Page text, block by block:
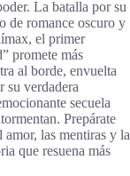
La batalla por su
de romance oscuro y
el primer
promete más
al borde, envuelta
su verdadera
secuela
Prepárate
amor, las mentiras y la
que resuena más